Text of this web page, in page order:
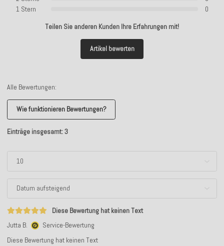
1 Stern
0
Teilen Sie anderen Kunden Ihre Erfahrungen mit!
Artikel bewerten
Alle Bewertungen:
Wie funktionieren Bewertungen?
Einträge insgesamt: 3
Diese Bewertung hat keinen Text
Jutta B.
Service-Bewertung
Diese Bewertung hat keinen Text